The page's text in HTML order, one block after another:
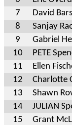
7
David
8
Sanjay
9
Gabriel
10
PETE
11
Ellen
12
Charlotte
13
Shawn
14
JULIAN
15
Grant